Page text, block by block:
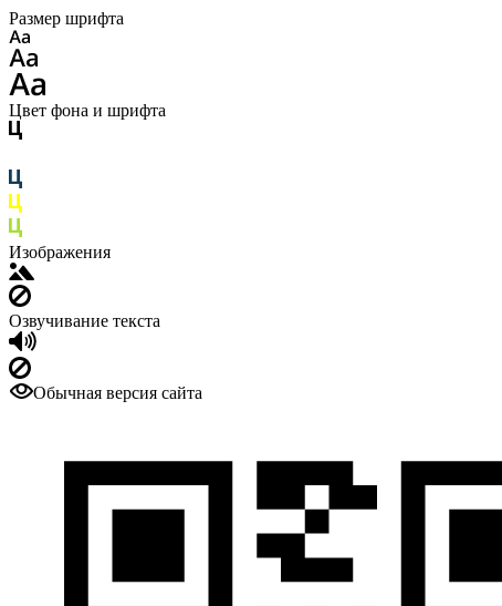
Размер шрифта
Цвет фона и шрифта
Изображения
Озвучивание текста
Обычная версия сайта